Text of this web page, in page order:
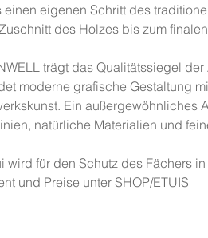
einen eigenen Schritt des
des Holzes bis zum
trägt das Qualitätssiegel
moderne grafische Gestaltung
Ein außergewöhnliches
natürliche Materialien und
wird für den Schutz des Fächers
und Preise unter SHOP/ETUIS